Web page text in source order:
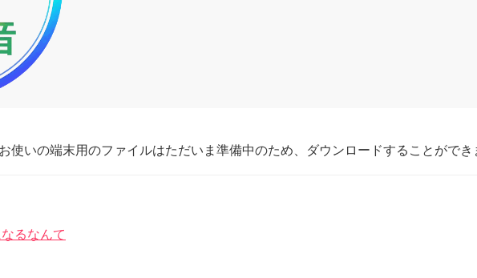
使いの端末用のファイルはただいま準備中のため、ダウンロードすることがで
るなんて